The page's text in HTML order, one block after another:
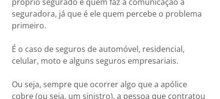
seguradora, já que é ele quem percebe o problema
primeiro.
É o caso de seguros de automóvel, residencial,
celular, moto e alguns seguros empresariais.
Ou seja, sempre que ocorrer algo que a apólice
cobre (ou seja, um sinistro), a pessoa que contratou